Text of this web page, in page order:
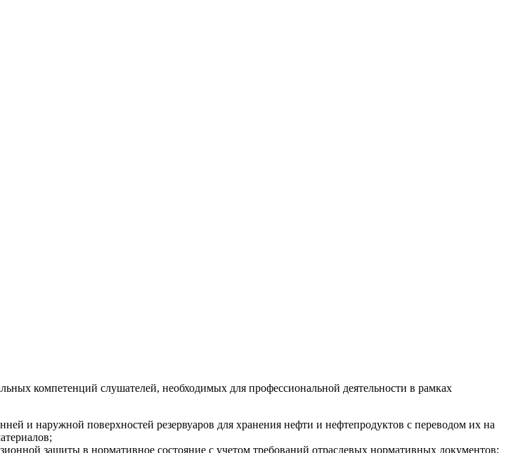
компетенций слушателей, необходимых для профессиональной деятельности в рамках
и наружной поверхностей резервуаров для хранения нефти и нефтепродуктов с переводом их на
защиты в нормативное состояние с учетом требований отраслевых нормативных документов;